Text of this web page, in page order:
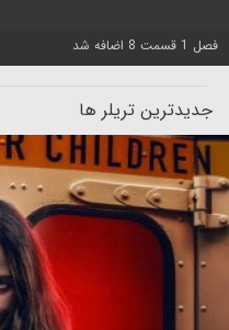
فصل 1 قسمت 8 اضافه شد
جدیدترین تریلر ها